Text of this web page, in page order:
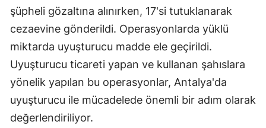
şüpheli gözaltına alınırken, 17'si tutuklanarak
cezaevine gönderildi. Operasyonlarda yüklü
miktarda uyuşturucu madde ele geçirildi.
Uyuşturucu ticareti yapan ve kullanan şahıslara
yönelik yapılan bu operasyonlar, Antalya'da
uyuşturucu ile mücadelede önemli bir adım olarak
değerlendiriliyor.